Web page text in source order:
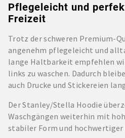
Pflegeleicht und
Freizeit
Trotz der schweren Premium-
angenehm pflegeleicht und
lange Haltbarkeit empfehlen
links zu waschen. Dadurch
auch Drucke und Stickereien
Der Stanley/Stella Hoodie
Waschgängen weiterhin mit
stabiler Form und hochwertiger